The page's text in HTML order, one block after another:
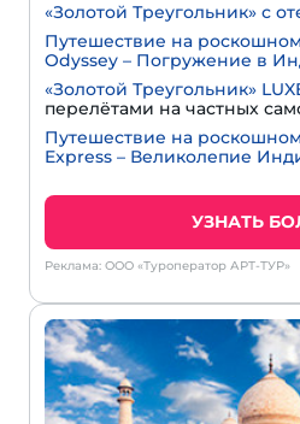
«Золотой Треугольник» с
Путешествие на
Odyssey – Погружение в
«Золотой Треугольник»
перелётами на частных
Путешествие на
Express – Великолепие
УЗНАТЬ
Реклама: ООО «Туроператор АРТ-ТУР»